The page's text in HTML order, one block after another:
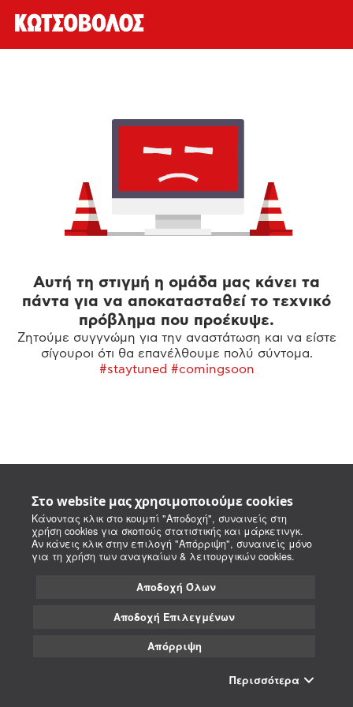
Στο website μας χρησιμοποιούμε cookies
Κάνοντας κλικ στο κουμπί "Αποδοχή", συναινείς στη
χρήση cookies για σκοπούς στατιστικής και μάρκετινγκ.
Αν κάνεις κλικ στην επιλογή "Απόρριψη", συναινείς μόνο
για τη χρήση των αναγκαίων & λειτουργικών cookies.
Αποδοχή Όλων
Αποδοχή Επιλεγμένων
Απόρριψη
Περισσότερα
Αυτή τη στιγμή η ομάδα μας κάνει τα
πάντα για να αποκατασταθεί το τεχνικό
πρόβλημα που προέκυψε.
Ζητούμε συγγνώμη για την αναστάτωση και να είστε
σίγουροι ότι θα επανέλθουμε πολύ σύντομα.
#staytuned #comingsoon